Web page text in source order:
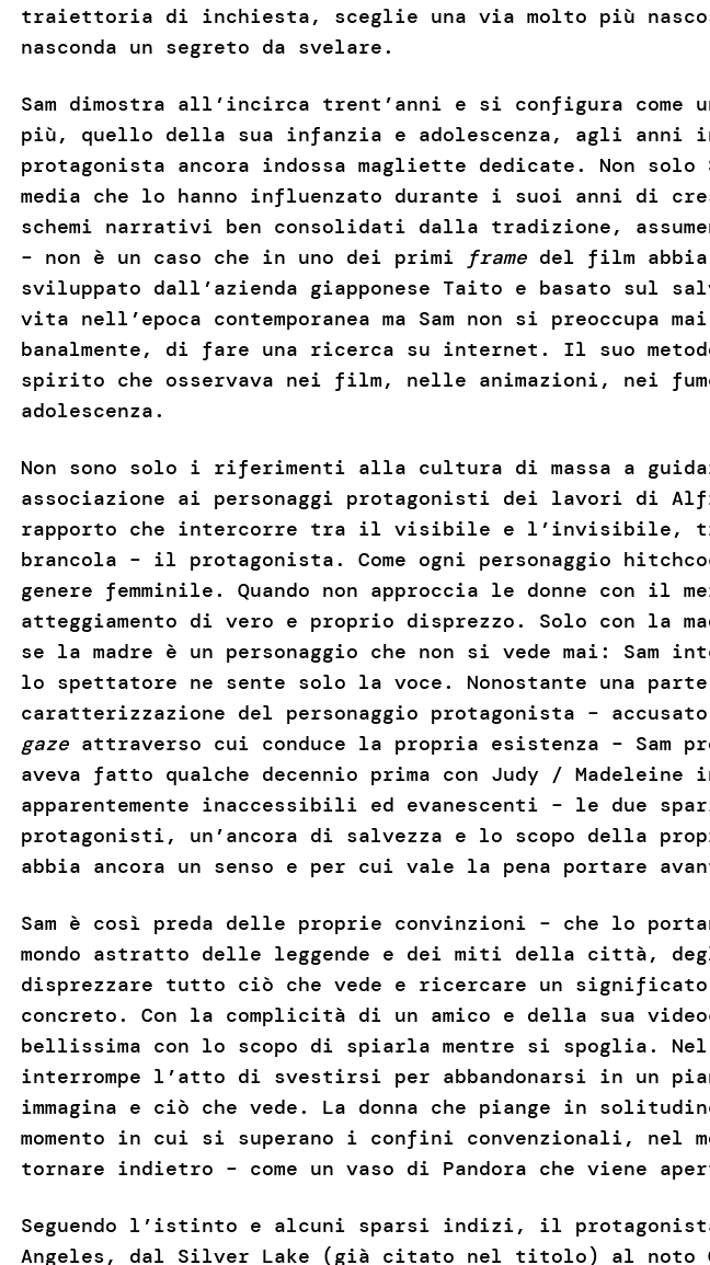
traiettoria di inchiesta, sceglie una via molto più
nasconda un segreto da svelare.
Sam dimostra all’incirca trent’anni e si configura come
più, quello della sua infanzia e adolescenza, agli
protagonista ancora indossa magliette dedicate. Non
media che lo hanno influenzato durante i suoi anni di
schemi narrativi ben consolidati dalla tradizione,
– non è un caso che in uno dei primi
framedel film abbia
sviluppato dall’azienda giapponese Taito e basato sul
vita nell’epoca contemporanea ma Sam non si
banalmente, di fare una ricerca su internet. Il suo
spirito che osservava nei film, nelle animazioni, nei
adolescenza.
Non sono solo i riferimenti alla cultura di massa a
associazione ai personaggi protagonisti dei lavori di
rapporto che intercorre tra il visibile e l’invisibile,
brancola – il protagonista. Come ogni personaggio
genere femminile. Quando non approccia le donne con
atteggiamento di vero e proprio disprezzo. Solo con la
se la madre è un personaggio che non si vede mai: Sam
lo spettatore ne sente solo la voce. Nonostante una
caratterizzazione del personaggio protagonista –
gazeattraverso cui conduce la propria esistenza – Sam
aveva fatto qualche decennio prima con Judy / Madeleine
apparentemente inaccessibili ed evanescenti – le due
protagonisti, un’ancora di salvezza e lo scopo della
abbia ancora un senso e per cui vale la pena portare
Sam è così preda delle proprie convinzioni – che lo
mondo astratto delle leggende e dei miti della città,
disprezzare tutto ciò che vede e ricercare un
concreto. Con la complicità di un amico e della sua
bellissima con lo scopo di spiarla mentre si spoglia.
interrompe l’atto di svestirsi per abbandonarsi in un
immagina e ciò che vede. La donna che piange in
momento in cui si superano i confini convenzionali, nel
tornare indietro – come un vaso di Pandora che viene
Seguendo l’istinto e alcuni sparsi indizi, il
Angeles, dal Silver Lake (già citato nel titolo) al noto